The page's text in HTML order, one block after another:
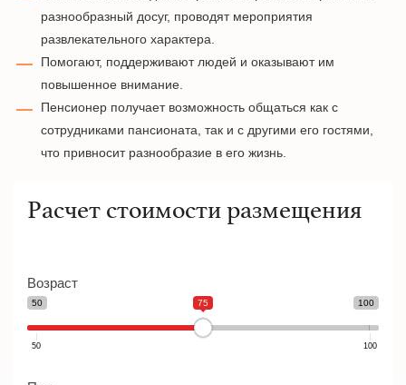
разнообразный досуг, проводят мероприятия
развлекательного характера.
Помогают, поддерживают людей и оказывают им
повышенное внимание.
Пенсионер получает возможность общаться как с
сотрудниками пансионата, так и с другими его гостями,
что привносит разнообразие в его жизнь.
Расчет стоимости размещения